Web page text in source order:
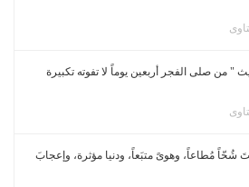
من صلى الفجر أربعين يوماً لا تفوته تكبيرة
شُحّاً مُطاعاً، وهوىً متبَعاً، ودنيا مؤثرة، وإعجابَ